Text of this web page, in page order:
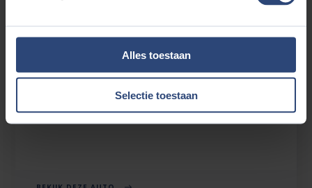
Alles toestaan
Selectie toestaan
BYD SEAL U
1.5 TURBO DM-I AWD DESIGN 323 PK | 1.300 TREKGEWICHT